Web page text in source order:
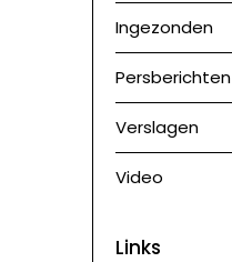
Ingezonden
Persberichten
Verslagen
Video
Links